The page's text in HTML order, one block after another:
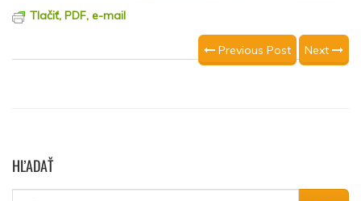
Tlačiť, PDF, e-mail
Previous Post Next
HĽADAŤ